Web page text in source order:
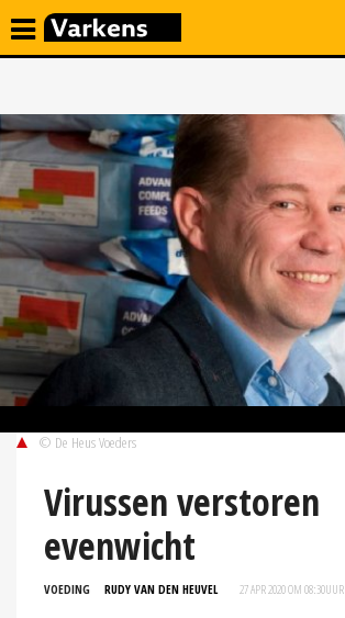
© De Heus Voeders
Virussen verstoren
evenwicht
VOEDING RUDY VAN DEN HEUVEL 27 APR 2020 OM 08:30UUR